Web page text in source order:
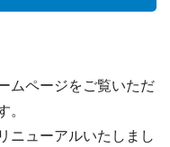
ムページをご覧いただ
ニューアルいたしまし